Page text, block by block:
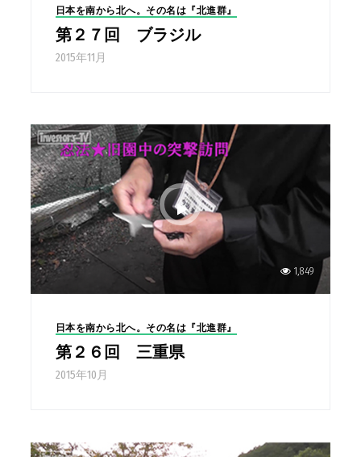
日本を南から北へ。その名は『北進群』
第２７回 ブラジル
2015年11月
1,849
日本を南から北へ。その名は『北進群』
第２６回 三重県
2015年10月